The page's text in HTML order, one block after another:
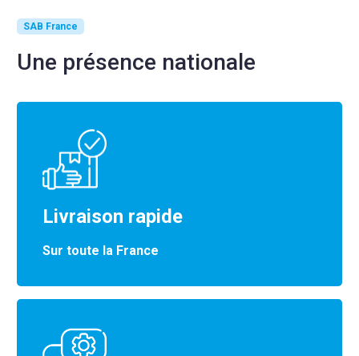
SAB France
Une présence nationale
Livraison rapide
Sur toute la France